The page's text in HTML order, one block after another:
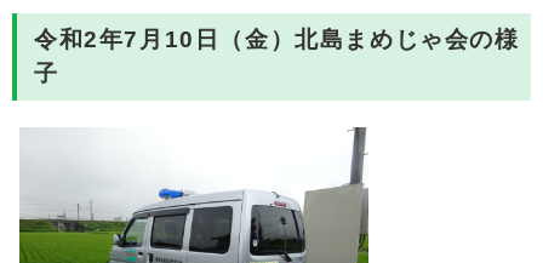
令和2年7月10日（金）北島まめじゃ会の様
子